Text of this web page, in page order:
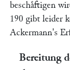
beschaͤftigen
190 gibt leider
Ackermann's
Bereitung